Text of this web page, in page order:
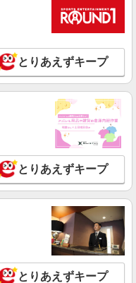
とりあえずキープ
とりあえずキープ
とりあえずキープ